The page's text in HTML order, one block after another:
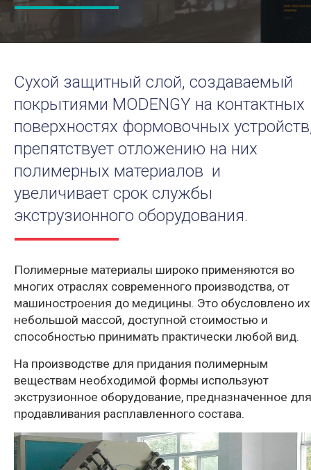
Сухой защитный слой, создаваемый
покрытиями MODENGY на контактных
поверхностях формовочных
препятствует отложению на них
полимерных материалов и
увеличивает срок службы
экструзионного оборудования.
Полимерные материалы широко применяются во
многих отраслях современного производства, от
машиностроения до медицины. Это обусловлено их
небольшой массой, доступной стоимостью и
способностью принимать практически любой вид.
На производстве для придания полимерным
веществам необходимой формы используют
экструзионное оборудование, предназначенное для
продавливания расплавленного состава.